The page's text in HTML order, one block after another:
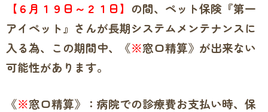
【６月１９日～２１日】 の間、ペット保険『第一
アイペット』さんが長期システムメンテナンスに
入る為、この期間中、《※窓口精算》が出来ない
可能性があります。
《※窓口精算》：病院での診療費お支払い時、保